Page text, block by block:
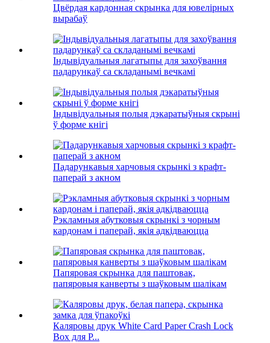
Цвёрдая кардонная скрынка для ювелірных
вырабаў
Індывідуальныя лагатыпы для захоўвання
падарункаў са складанымі вечкамі
Індывідуальныя полыя дэкаратыўныя скрыні
ў форме кнігі
Падарункавыя харчовыя скрынкі з крафт-
паперай з акном
Рэкламныя абутковыя скрынкі з чорным
кардонам і паперай, якія адкідваюцца
Папяровая скрынка для паштовак,
папяровыя канверты з шаўковым шалікам
Каляровы друк White Card Paper Crash Lock
Box для P...